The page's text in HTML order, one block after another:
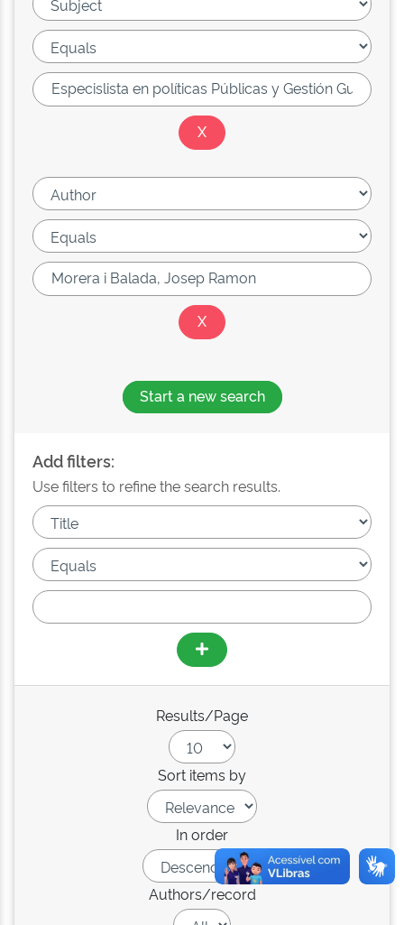
Start a new search
Add filters:
Use filters to refine the search results.
Results/Page
Sort items by
In order
Authors/record